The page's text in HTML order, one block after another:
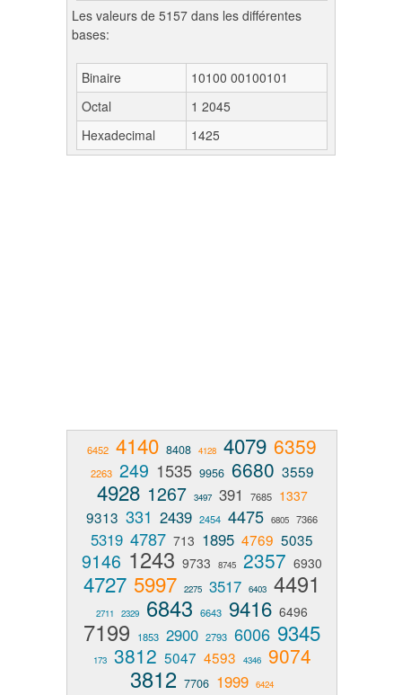
Les valeurs de 5157 dans les différentes
bases:
Binaire
10100 00100101
Octal
1 2045
Hexadecimal
1425
6452 4140 8408 4128 4079 6359
2263 249 1535 9956 6680 3559
4928 1267 3497 391 7685 1337
9313 331 2439 2454 4475 6805 7366
5319 4787 713 1895 4769 5035
9146 1243 9733 8745 2357 6930
4727 5997 2275 3517 6403 4491
2711 2329 6843 6643 9416 6496
7199 1853 2900 2793 6006 9345
173 3812 5047 4593 4346 9074
3812 7706 1999 6424